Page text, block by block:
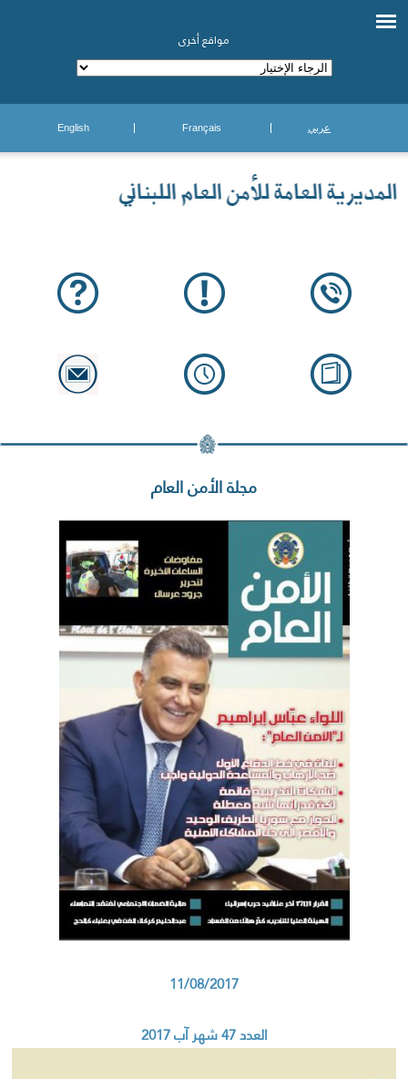
مواقع أخرى
عربي Français
English
مجلة الأمن العام
11/08/2017
العدد 47 شهر آب 2017